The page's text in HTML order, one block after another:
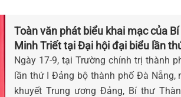
Toàn văn phát biểu khai mạc của
Minh Triết tại Đại hội đại biểu lần
Nẵng, nhiệm kỳ 2025 - 2030
Ngày 17-9, tại Trường chính trị thành
lần thứ I Đảng bộ thành phố Đà Nẵng,
khuyết Trung ương Đảng, Bí thư